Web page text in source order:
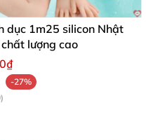
Felicia 72 cm
Felicia 72 cm
dục 1m25 silicon Nhật
lượng cao
-27%